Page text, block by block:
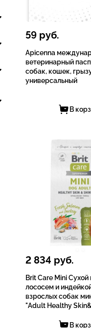
59 руб.
Apicenna
ветеринарный
собак, кошек,
универсальный
В
2 834 руб.
Brit Care Mini
лососем и
взрослых cобак
"Adult Healthy
В